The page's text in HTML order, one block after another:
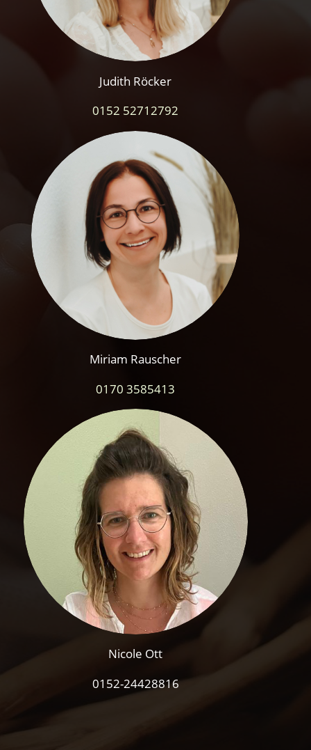
Judith Röcker
0152 52712792
Miriam Rauscher
0170 3585413
Nicole Ott
0152-24428816